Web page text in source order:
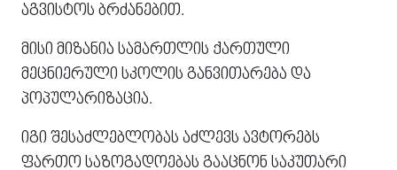
ᲐᲒᲕᲘᲡᲢᲝᲡ ᲑᲠᲫᲐᲜᲔᲑᲘᲗ.
ᲛᲘᲡᲘ ᲛᲘᲖᲐᲜᲘᲐ ᲡᲐᲛᲐᲠᲗᲚᲘᲡ ᲥᲐᲠᲗᲣᲚᲘ
ᲛᲔᲪᲜᲘᲔᲠᲣᲚᲘ ᲡᲙᲝᲚᲘᲡ ᲒᲐᲜᲕᲘᲗᲐᲠᲔᲑᲐ ᲓᲐ
ᲞᲝᲞᲣᲚᲐᲠᲘᲖᲐᲪᲘᲐ.
ᲘᲒᲘ ᲨᲔᲡᲐᲫᲚᲔᲑᲚᲝᲑᲐᲡ ᲐᲫᲚᲔᲕᲡ ᲐᲕᲢᲝᲠᲔᲑᲡ
ᲤᲐᲠᲗᲝ ᲡᲐᲖᲝᲒᲐᲓᲝᲔᲑᲐᲡ ᲒᲐᲐᲪᲜᲝᲜ ᲡᲐᲙᲣᲗᲐᲠᲘ